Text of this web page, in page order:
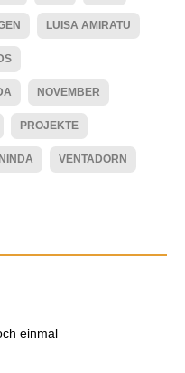
LUISA AMIRATU
NOVEMBER
PROJEKTE
VENTADORN
einmal